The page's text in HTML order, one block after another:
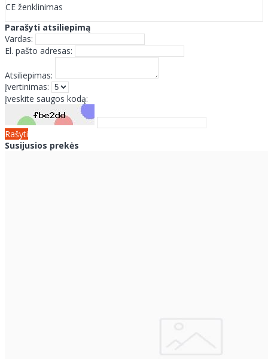
CE ženklinimas
Parašyti atsiliepimą
Vardas:
El. pašto adresas:
Atsiliepimas:
Įvertinimas:
Įveskite saugos kodą:
Rašyti
Susijusios prekės